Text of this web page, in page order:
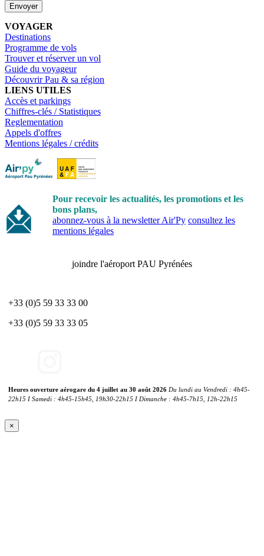
Envoyer
VOYAGER
Destinations
Programme de vols
Trouver et réserver un vol
Guide du voyageur
Découvrir Pau & sa région
LIENS UTILES
Accès et parkings
Chiffres-clés / Statistiques
Reglementation
Appels d'offres
Mentions légales / crédits
Pour recevoir les actualités, les promotions et les
bons plans,
abonnez-vous à la newsletter Air'Py consultez les
mentions légales
joindre l'aéroport PAU Pyrénées
+33 (0)5 59 33 33 00
+33 (0)5 59 33 33 05
Heures ouverture aérogare du 4 juillet au 30 août 2026 Du lundi au Vendredi : 4h45-
22h15 I Samedi : 4h45-15h45, 19h30-22h15 I Dimanche : 4h45-7h15, 12h-22h15
×